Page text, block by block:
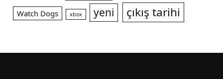
Watch Dogs xbox yeni çıkış tarihi